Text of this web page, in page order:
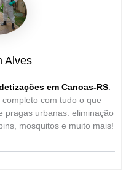
Alves
em Canoas-RS.
com tudo o que
pragas urbanas: eliminação
mosquitos e muito mais!